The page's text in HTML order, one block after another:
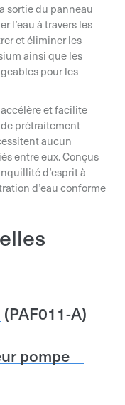
sortie du panneau
l’eau à travers les
et éliminer les
ainsi que les
pour les
et facilite
prétraitement
aucun
entre eux. Conçus
d’esprit à
d’eau conforme
(PAF011-A)
pompe